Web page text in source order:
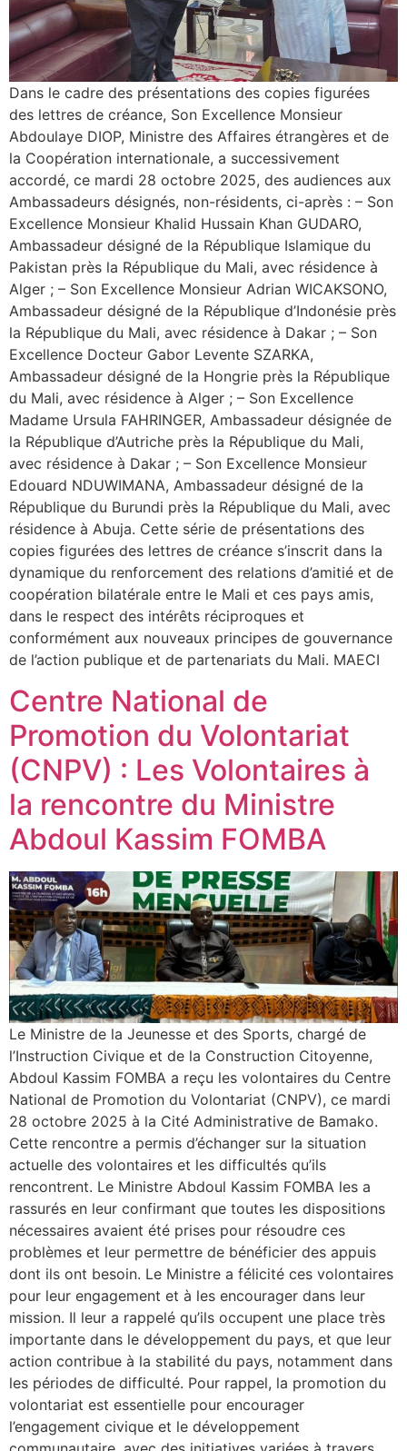
Dans le cadre des présentations des copies figurées
des lettres de créance, Son Excellence Monsieur
Abdoulaye DIOP, Ministre des Affaires étrangères et de
la Coopération internationale, a successivement
accordé, ce mardi 28 octobre 2025, des audiences aux
Ambassadeurs désignés, non-résidents, ci-après : – Son
Excellence Monsieur Khalid Hussain Khan GUDARO,
Ambassadeur désigné de la République Islamique du
Pakistan près la République du Mali, avec résidence à
Alger ; – Son Excellence Monsieur Adrian WICAKSONO,
Ambassadeur désigné de la République d’Indonésie près
la République du Mali, avec résidence à Dakar ; – Son
Excellence Docteur Gabor Levente SZARKA,
Ambassadeur désigné de la Hongrie près la République
du Mali, avec résidence à Alger ; – Son Excellence
Madame Ursula FAHRINGER, Ambassadeur désignée de
la République d’Autriche près la République du Mali,
avec résidence à Dakar ; – Son Excellence Monsieur
Edouard NDUWIMANA, Ambassadeur désigné de la
République du Burundi près la République du Mali, avec
résidence à Abuja. Cette série de présentations des
copies figurées des lettres de créance s’inscrit dans la
dynamique du renforcement des relations d’amitié et de
coopération bilatérale entre le Mali et ces pays amis,
dans le respect des intérêts réciproques et
conformément aux nouveaux principes de gouvernance
de l’action publique et de partenariats du Mali. MAECI
Centre National de
Promotion du Volontariat
(CNPV) : Les Volontaires à
la rencontre du Ministre
Abdoul Kassim FOMBA
Le Ministre de la Jeunesse et des Sports, chargé de
l’Instruction Civique et de la Construction Citoyenne,
Abdoul Kassim FOMBA a reçu les volontaires du Centre
National de Promotion du Volontariat (CNPV), ce mardi
28 octobre 2025 à la Cité Administrative de Bamako.
Cette rencontre a permis d’échanger sur la situation
actuelle des volontaires et les difficultés qu’ils
rencontrent. Le Ministre Abdoul Kassim FOMBA les a
rassurés en leur confirmant que toutes les dispositions
nécessaires avaient été prises pour résoudre ces
problèmes et leur permettre de bénéficier des appuis
dont ils ont besoin. Le Ministre a félicité ces volontaires
pour leur engagement et à les encourager dans leur
mission. Il leur a rappelé qu’ils occupent une place très
importante dans le développement du pays, et que leur
action contribue à la stabilité du pays, notamment dans
les périodes de difficulté. Pour rappel, la promotion du
volontariat est essentielle pour encourager
l’engagement civique et le développement